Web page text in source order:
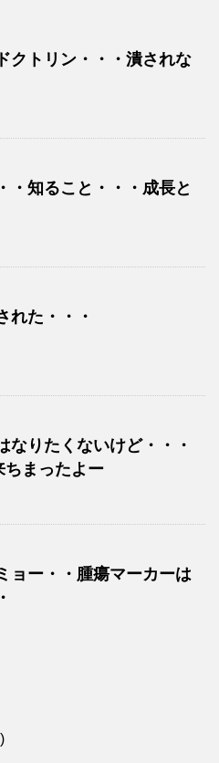
クトリン・・・潰されな
・知ること・・・成長と
れた・・・
なりたくないけど・・・
ちまったよー
ョー・・腫瘍マーカーは